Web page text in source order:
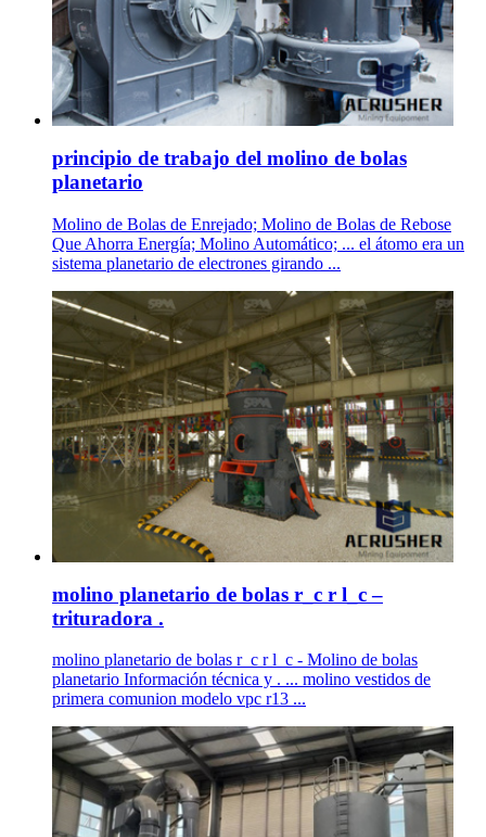
principio de trabajo del molino de bolas
planetario
Molino de Bolas de Enrejado; Molino de Bolas de Rebose
Que Ahorra Energía; Molino Automático; ... el átomo era un
sistema planetario de electrones girando ...
molino planetario de bolas r_c r l_c –
trituradora .
molino planetario de bolas r_c r l_c - Molino de bolas
planetario Información técnica y . ... molino vestidos de
primera comunion modelo vpc r13 ...